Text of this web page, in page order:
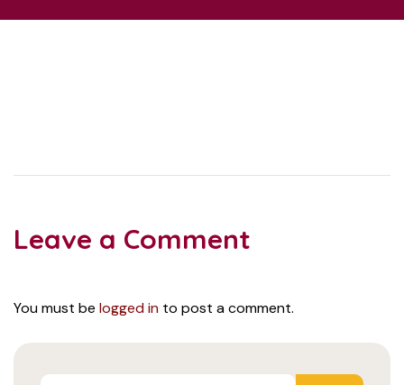
Leave a Comment
You must be logged in to post a comment.